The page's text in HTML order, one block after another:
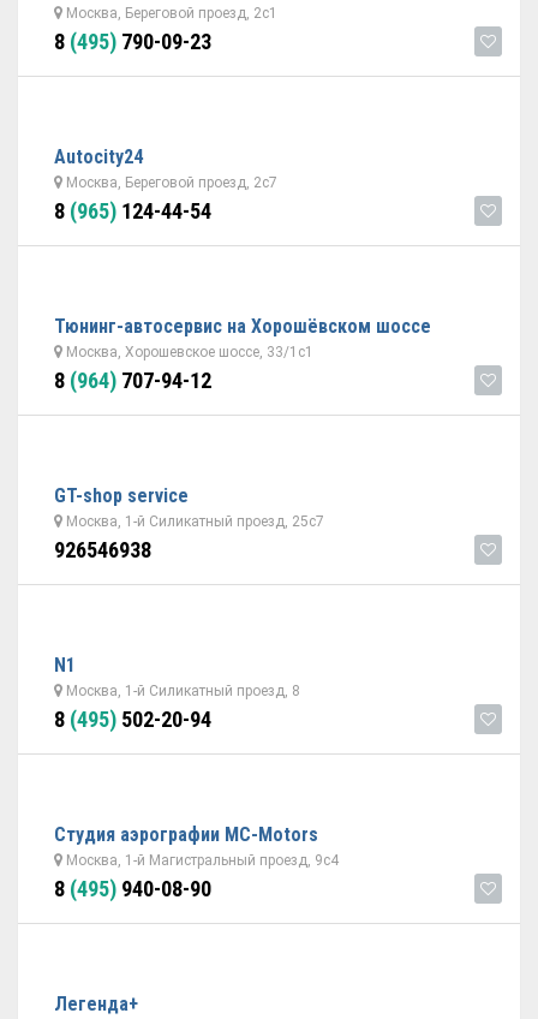
Москва, Береговой проезд, 2с1
8 (495) 790-09-23
Autocity24
Москва, Береговой проезд, 2с7
8 (965) 124-44-54
Тюнинг-автосервис на Хорошёвском шоссе
Москва, Хорошевское шоссе, 33/1с1
8 (964) 707-94-12
GT-shop service
Москва, 1-й Силикатный проезд, 25c7
926546938
N1
Москва, 1-й Силикатный проезд, 8
8 (495) 502-20-94
Студия аэрографии MC-Motors
Москва, 1-й Магистральный проезд, 9с4
8 (495) 940-08-90
Легенда+